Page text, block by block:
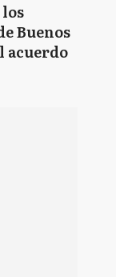
Buenos
acuerdo